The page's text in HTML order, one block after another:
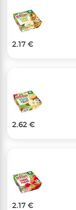
2.17 €
2.62 €
2.17 €